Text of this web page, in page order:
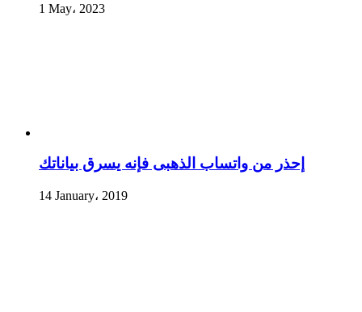
1 May، 2023
إحذر من واتساب الذهبى فإنه يسرق بياناتك
14 January، 2019